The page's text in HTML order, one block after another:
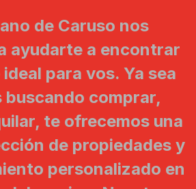
de Caruso nos
ayudarte a encontrar
para vos. Ya sea
buscando comprar,
te ofrecemos una
de propiedades y
personalizado en